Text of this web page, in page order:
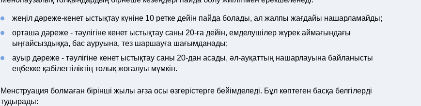
жеңіл дәреже-кенет ыстықтау күніне 10 ретке дейін пайда болады, ал жалпы жағдайы нашарламайды;
орташа дәреже - тәулігіне кенет ыстықтау саны 20-ға дейін, емделушілер жүрек аймағындағы
ыңғайсыздыққа, бас ауруына, тез шаршауға шағымданады;
ауыр дәреже - тәулігіне кенет ыстықтау саны 20-дан асады, әл-ауқаттың нашарлауына байланысты
еңбекке қабілеттіліктің толық жоғалуы мүмкін.
Менструация болмаған бірінші жылы ағза осы өзгерістерге бейімделеді. Бұл көптеген басқа белгілерді
тудырады: